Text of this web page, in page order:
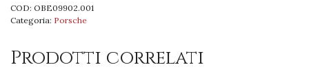
COD: OBE09902.001
Categoria: Porsche
Prodotti correlati